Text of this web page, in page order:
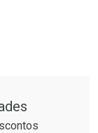
cada